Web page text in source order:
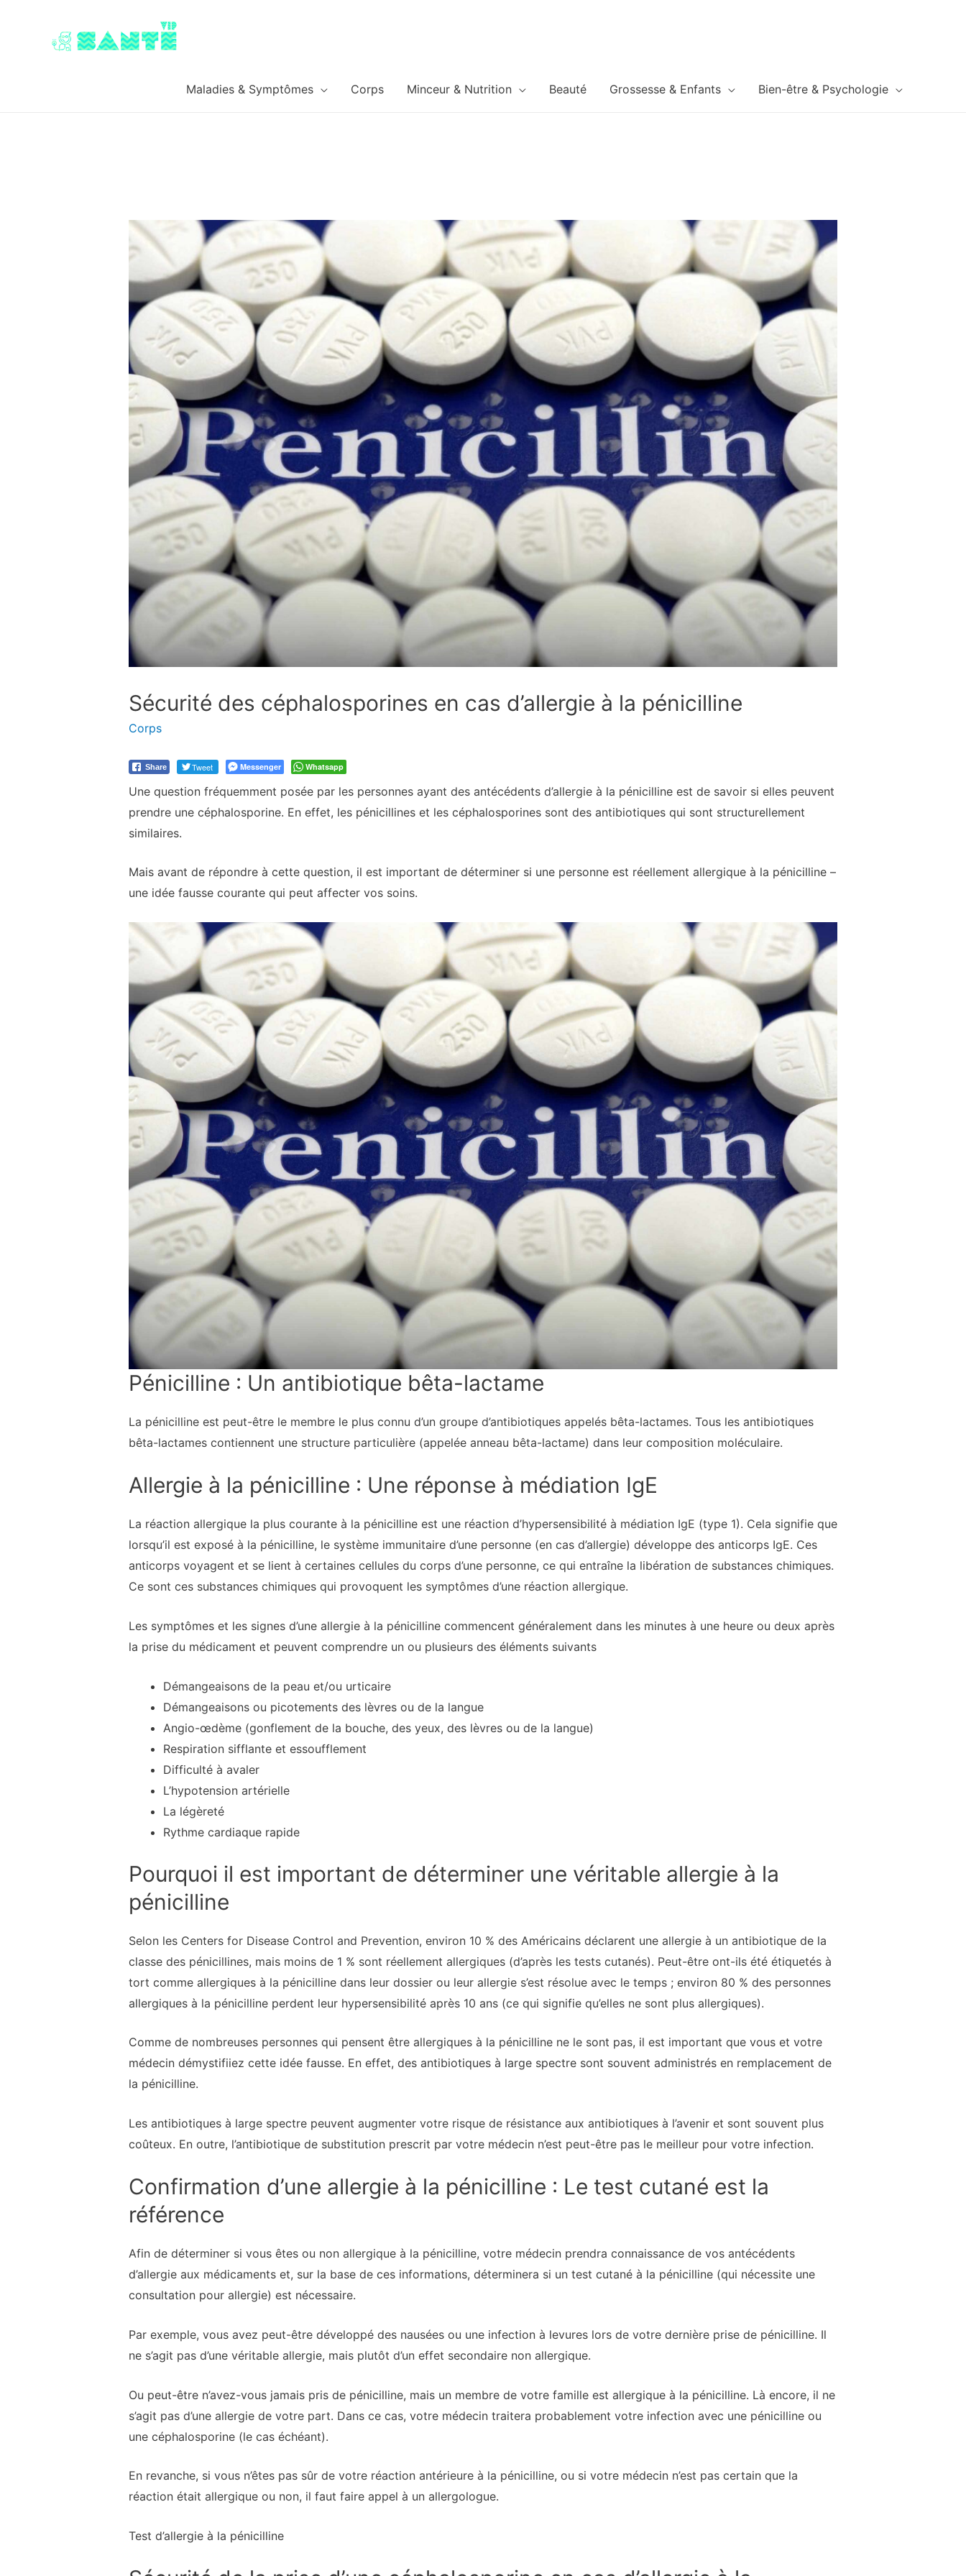
Maladies & Symptômes Corps Minceur & Nutrition Beauté Grossesse & Enfants Bien-être & Psychologie
Sécurité des céphalosporines en cas d’allergie à la pénicilline
Corps
Share Tweet Messenger Whatsapp
Une question fréquemment posée par les personnes ayant des antécédents d’allergie à la pénicilline est de savoir si elles peuvent
prendre une céphalosporine. En effet, les pénicillines et les céphalosporines sont des antibiotiques qui sont structurellement
similaires.
Mais avant de répondre à cette question, il est important de déterminer si une personne est réellement allergique à la pénicilline –
une idée fausse courante qui peut affecter vos soins.
Pénicilline : Un antibiotique bêta-lactame
La pénicilline est peut-être le membre le plus connu d’un groupe d’antibiotiques appelés bêta-lactames. Tous les antibiotiques
bêta-lactames contiennent une structure particulière (appelée anneau bêta-lactame) dans leur composition moléculaire.
Allergie à la pénicilline : Une réponse à médiation IgE
La réaction allergique la plus courante à la pénicilline est une réaction d’hypersensibilité à médiation IgE (type 1). Cela signifie que
lorsqu’il est exposé à la pénicilline, le système immunitaire d’une personne (en cas d’allergie) développe des anticorps IgE. Ces
anticorps voyagent et se lient à certaines cellules du corps d’une personne, ce qui entraîne la libération de substances chimiques.
Ce sont ces substances chimiques qui provoquent les symptômes d’une réaction allergique.
Les symptômes et les signes d’une allergie à la pénicilline commencent généralement dans les minutes à une heure ou deux après
la prise du médicament et peuvent comprendre un ou plusieurs des éléments suivants
Démangeaisons de la peau et/ou urticaire
Démangeaisons ou picotements des lèvres ou de la langue
Angio-œdème (gonflement de la bouche, des yeux, des lèvres ou de la langue)
Respiration sifflante et essoufflement
Difficulté à avaler
L’hypotension artérielle
La légèreté
Rythme cardiaque rapide
Pourquoi il est important de déterminer une véritable allergie à la
pénicilline
Selon les Centers for Disease Control and Prevention, environ 10 % des Américains déclarent une allergie à un antibiotique de la
classe des pénicillines, mais moins de 1 % sont réellement allergiques (d’après les tests cutanés). Peut-être ont-ils été étiquetés à
tort comme allergiques à la pénicilline dans leur dossier ou leur allergie s’est résolue avec le temps ; environ 80 % des personnes
allergiques à la pénicilline perdent leur hypersensibilité après 10 ans (ce qui signifie qu’elles ne sont plus allergiques).
Comme de nombreuses personnes qui pensent être allergiques à la pénicilline ne le sont pas, il est important que vous et votre
médecin démystifiiez cette idée fausse. En effet, des antibiotiques à large spectre sont souvent administrés en remplacement de
la pénicilline.
Les antibiotiques à large spectre peuvent augmenter votre risque de résistance aux antibiotiques à l’avenir et sont souvent plus
coûteux. En outre, l’antibiotique de substitution prescrit par votre médecin n’est peut-être pas le meilleur pour votre infection.
Confirmation d’une allergie à la pénicilline : Le test cutané est la
référence
Afin de déterminer si vous êtes ou non allergique à la pénicilline, votre médecin prendra connaissance de vos antécédents
d’allergie aux médicaments et, sur la base de ces informations, déterminera si un test cutané à la pénicilline (qui nécessite une
consultation pour allergie) est nécessaire.
Par exemple, vous avez peut-être développé des nausées ou une infection à levures lors de votre dernière prise de pénicilline. Il
ne s’agit pas d’une véritable allergie, mais plutôt d’un effet secondaire non allergique.
Ou peut-être n’avez-vous jamais pris de pénicilline, mais un membre de votre famille est allergique à la pénicilline. Là encore, il ne
s’agit pas d’une allergie de votre part. Dans ce cas, votre médecin traitera probablement votre infection avec une pénicilline ou
une céphalosporine (le cas échéant).
En revanche, si vous n’êtes pas sûr de votre réaction antérieure à la pénicilline, ou si votre médecin n’est pas certain que la
réaction était allergique ou non, il faut faire appel à un allergologue.
Test d’allergie à la pénicilline